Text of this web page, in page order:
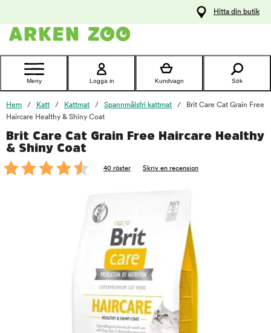
Kontakta
Hitta din butik
Meny Logga in Kundvagn Sök
Hem Katt Kattmat Spannmålsfri kattmat
Brit Care Cat Grain Free
Haircare Healthy & Shiny Coat
Brit Care Cat Grain Free Haircare Healthy
& Shiny Coat
40 röster Skriv en recension
foo